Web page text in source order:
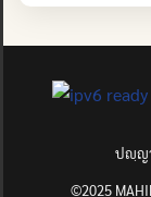
ปญฺญ
©2025